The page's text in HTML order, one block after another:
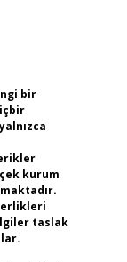
bir
kurum
taslak